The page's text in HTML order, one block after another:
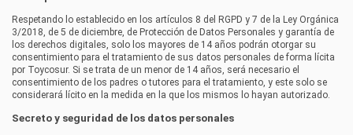
Respetando lo establecido en los artículos 8 del RGPD y 7 de la Ley Orgánica
3/2018, de 5 de diciembre, de Protección de Datos Personales y garantía de
los derechos digitales, solo los mayores de 14 años podrán otorgar su
consentimiento para el tratamiento de sus datos personales de forma lícita
por Toycosur. Si se trata de un menor de 14 años, será necesario el
consentimiento de los padres o tutores para el tratamiento, y este solo se
considerará lícito en la medida en la que los mismos lo hayan autorizado.
Secreto y seguridad de los datos personales